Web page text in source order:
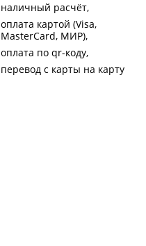
наличный расчёт
оплата картой (Visa,
MasterCard, МИР)
оплата по qr-коду
перевод с карты на карту